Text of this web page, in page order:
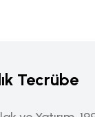
Tecrübe